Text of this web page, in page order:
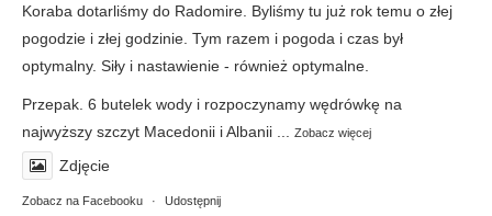
Koraba dotarliśmy do Radomire. Byliśmy tu już rok temu o złej
pogodzie i złej godzinie. Tym razem i pogoda i czas był
optymalny. Siły i nastawienie - również optymalne.
Przepak. 6 butelek wody i rozpoczynamy wędrówkę na
najwyższy szczyt Macedonii i Albanii
Zobacz więcej
Zdjęcie
Zobacz na Facebooku · Udostępnij